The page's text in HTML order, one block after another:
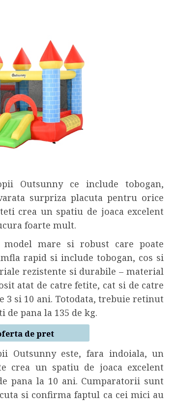
Outsunny ce include tobogan,
surpriza placuta pentru orice
crea un spatiu de joaca excelent
foarte mult.
model mare si robust care poate
rapid si include tobogan, cos si
rezistente si durabile – material
atat de catre fetite, cat si de catre
3 si 10 ani. Totodata, trebuie retinut
pana la 135 de kg.
de pret
Outsunny este, fara indoiala, un
crea un spatiu de joaca excelent
pana la 10 ani. Cumparatorii sunt
si confirma faptul ca cei mici au